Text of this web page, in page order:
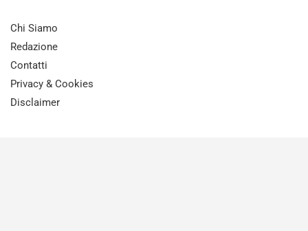
Chi Siamo
Redazione
Contatti
Privacy & Cookies
Disclaimer